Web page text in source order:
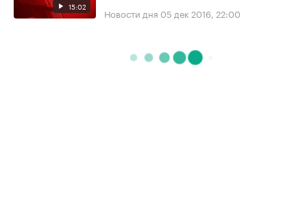
15:02 Новости дня 05 дек 2016, 22:00